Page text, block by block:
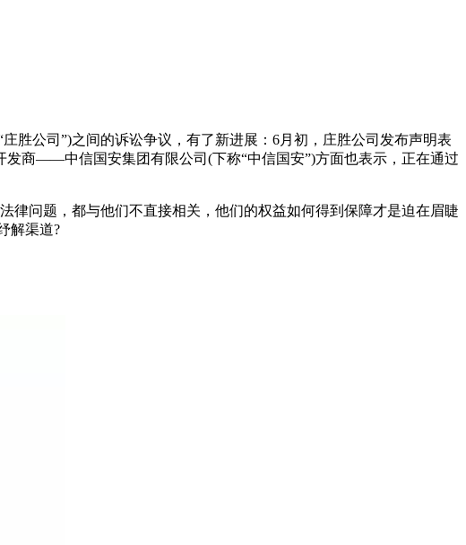
公司”)之间的诉讼争议，有了新进展：6月初，庄胜公司发布声明表
商——中信国安集团有限公司(下称“中信国安”)方面也表示，正在通过
问题，都与他们不直接相关，他们的权益如何得到保障才是迫在眉睫
解渠道?